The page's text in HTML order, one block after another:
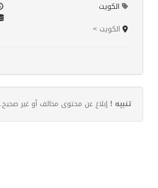
الكويت
الكويت >
تنبيه ! إبلاغ عن محتوى مخالف أو غير صحيح.